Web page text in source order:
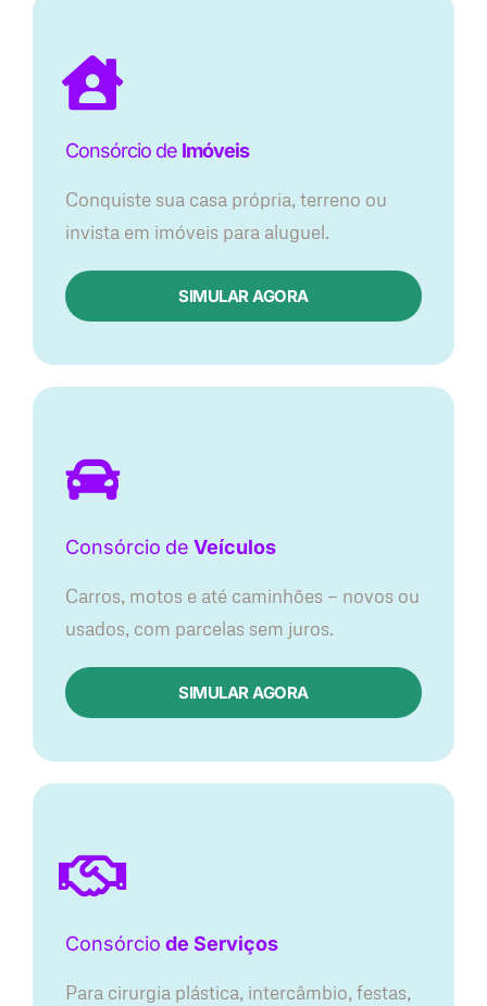
Consórcio de Imóveis
Conquiste sua casa própria, terreno ou
invista em imóveis para aluguel.
SIMULAR AGORA​
Consórcio de Veículos
Carros, motos e até caminhões — novos ou
usados, com parcelas sem juros.
SIMULAR AGORA
Consórcio de Serviços
Para cirurgia plástica, intercâmbio, festas,